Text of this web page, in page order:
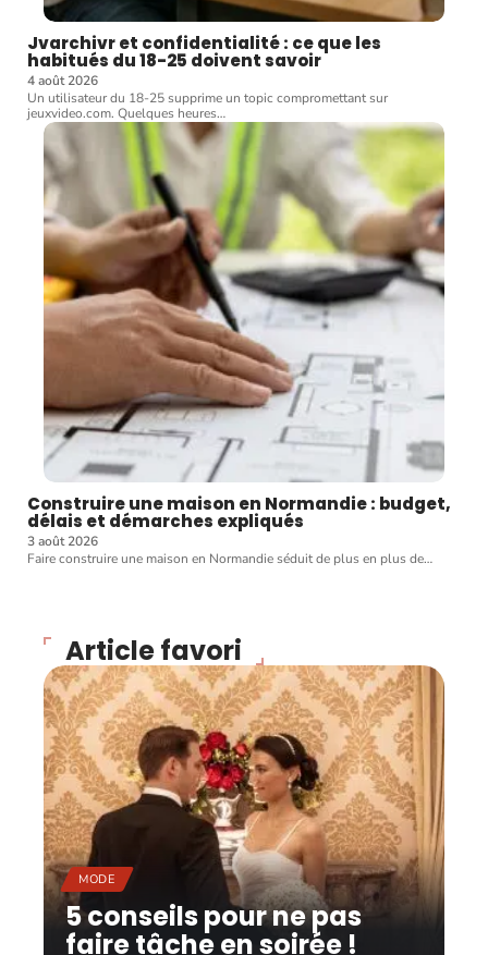
Jvarchivr et confidentialité : ce que les
habitués du 18-25 doivent savoir
4 août 2026
Un utilisateur du 18-25 supprime un topic compromettant sur
jeuxvideo.com. Quelques heures…
Construire une maison en Normandie : budget,
délais et démarches expliqués
3 août 2026
Faire construire une maison en Normandie séduit de plus en plus de…
Article favori
MODE
5 conseils pour ne pas
faire tâche en soirée !